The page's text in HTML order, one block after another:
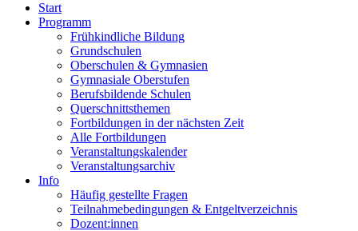
Start
Programm
Frühkindliche Bildung
Grundschulen
Oberschulen & Gymnasien
Gymnasiale Oberstufen
Berufsbildende Schulen
Querschnittsthemen
Fortbildungen in der nächsten Zeit
Alle Fortbildungen
Veranstaltungskalender
Veranstaltungsarchiv
Info
Häufig gestellte Fragen
Teilnahmebedingungen & Entgeltverzeichnis
Dozent:innen